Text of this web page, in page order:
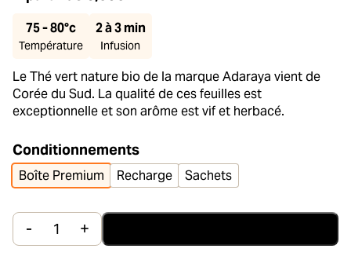
75 - 80°c
Température
2 à 3 min
Infusion
Le Thé vert nature bio de la marque Adaraya vient de
Corée du Sud. La qualité de ces feuilles est
exceptionnelle et son arôme est vif et herbacé.
Conditionnements
Boîte Premium Recharge Sachets
quantité de Thé vert Nature bio Adaraya
- +